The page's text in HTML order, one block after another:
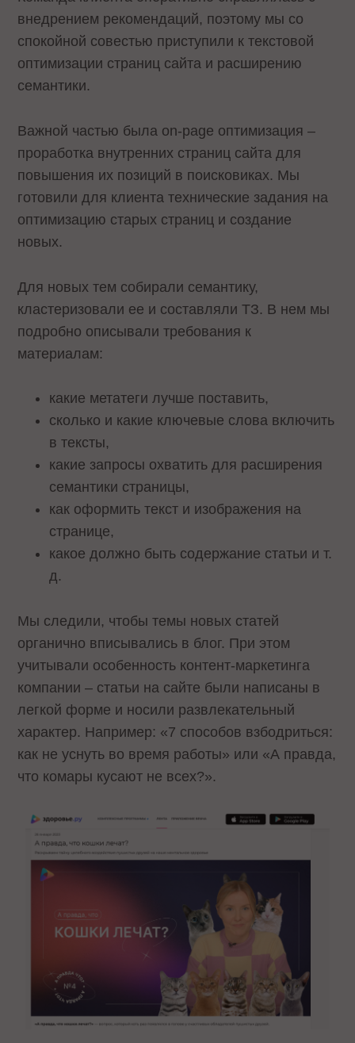
внедрением рекомендаций, поэтому мы со
спокойной совестью приступили к текстовой
оптимизации страниц сайта и расширению
семантики.
Важной частью была on-page оптимизация –
проработка внутренних страниц сайта для
повышения их позиций в поисковиках. Мы
готовили для клиента технические задания на
оптимизацию старых страниц и создание
новых.
Для новых тем собирали семантику,
кластеризовали ее и составляли ТЗ. В нем мы
подробно описывали требования к
материалам:
какие метатеги лучше поставить,
сколько и какие ключевые слова включить
в тексты,
какие запросы охватить для расширения
семантики страницы,
как оформить текст и изображения на
странице,
какое должно быть содержание статьи и т.
д.
Мы следили, чтобы темы новых статей
органично вписывались в блог. При этом
учитывали особенность контент-маркетинга
компании – статьи на сайте были написаны в
легкой форме и носили развлекательный
характер. Например: «7 способов взбодриться:
как не уснуть во время работы» или «А правда,
что комары кусают не всех?».